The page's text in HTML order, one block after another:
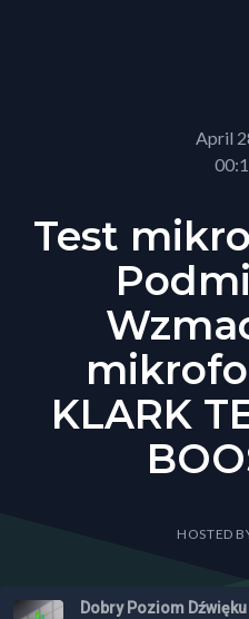
April
Test
KLARK
HOSTED
Dobry Poziom Dźwięku